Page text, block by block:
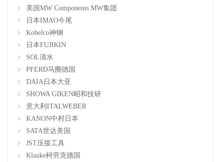
美国MW Components MW集团
日本IMAO今尾
Kobelco神钢
日本FUJIKIN
SOL清水
PFERD马圈德国
DAIA日本大亚
SHOWA GIKEN昭和技研
意大利ITALWEBER
KANON中村日本
SATA世达美国
JST压接工具
Klauke柯劳克德国